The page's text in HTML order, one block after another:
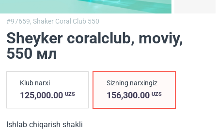
#97659,Shaker Coral Club 550
Sheyker coralclub, moviy,
550 мл
Klub narxi
125,000.00 UZS
Sizning narxingiz
156,300.00UZS
Ishlab chiqarish shakli